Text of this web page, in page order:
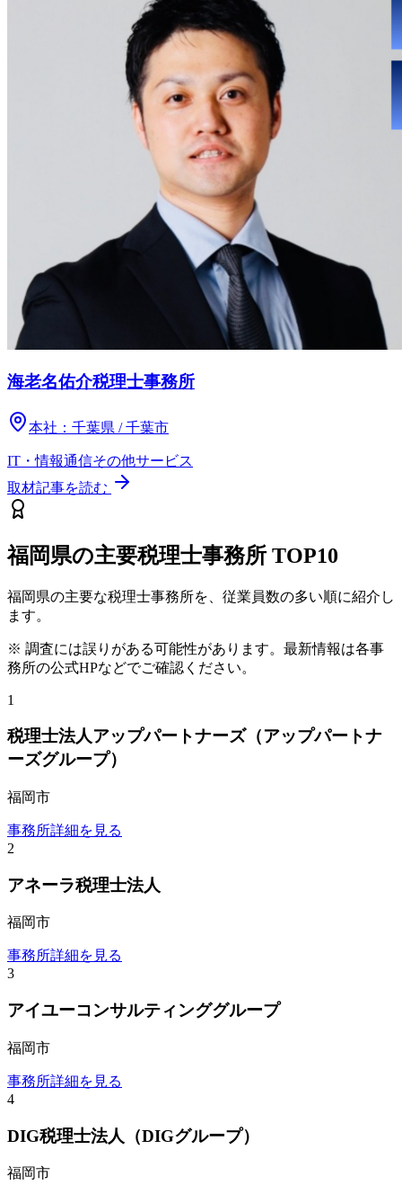
海老名佑介税理士事務所
本社： 千葉県 / 千葉市
IT・情報通信その他サービス
取材記事を読む
福岡県の主要税理士事務所 TOP10
福岡県の主要な税理士事務所を、従業員数の多い順に紹介し
ます。
※ 調査には誤りがある可能性があります。最新情報は各事
務所の公式HPなどでご確認ください。
1
税理士法人アップパートナーズ（アップパートナ
ーズグループ）
福岡市
事務所詳細を見る
2
アネーラ税理士法人
福岡市
事務所詳細を見る
3
アイユーコンサルティンググループ
福岡市
事務所詳細を見る
4
DIG税理士法人（DIGグループ）
福岡市